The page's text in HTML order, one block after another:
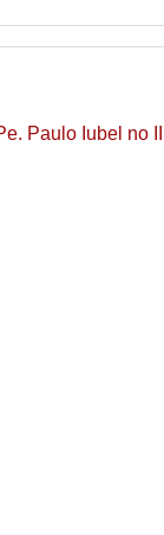
Paulo Iubel no